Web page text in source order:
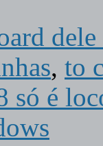
, to
só é